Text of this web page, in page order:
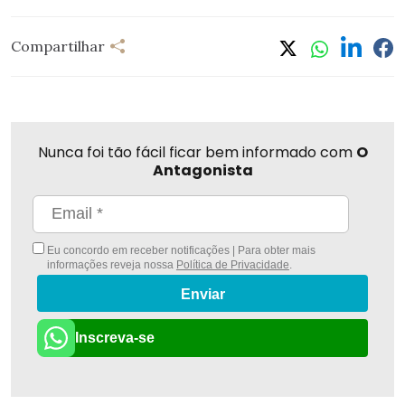
Compartilhar
Nunca foi tão fácil ficar bem informado com O
Antagonista
Eu concordo em receber notificações | Para obter mais
informações reveja nossa Política de Privacidade
Enviar
Inscreva-se